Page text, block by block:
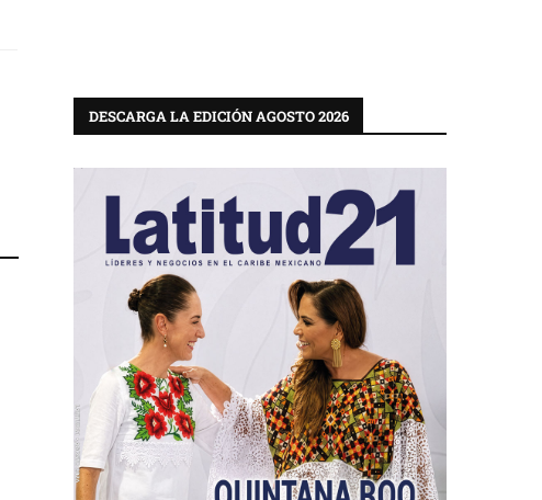
DESCARGA LA EDICIÓN AGOSTO 2026